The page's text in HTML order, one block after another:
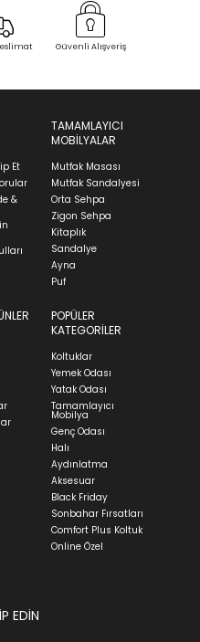
look-up is an
be available but
for long.
Teslim Edildi
sürecinizi
kutusuyla ve
ürünün hasar
ve
bölümünü ziyaret ediniz.
verilme süresi
yaşadığınız şehre
ortalama 5-24 iş
siparişlerinizin teslim
ürünün stok durumuna
takip edebilirsiniz.
Sorularbölümünü ziyaret
Güvenli Alışveriş
geldiğindeposta
bilgilendireceğiz.
Et
&
TAMAMLAYICI
MOBİLYALAR
Mutfak Masası
Mutfak Sandalyesi
Orta Sehpa
Zigon Sehpa
Kitaplık
Sandalye
Ayna
Puf
POPÜLER
KATEGORİLER
Koltuklar
Yemek Odası
Yatak Odası
Tamamlayıcı
Mobilya
Genç Odası
Halı
Aydınlatma
Aksesuar
Black Friday
Sonbahar Fırsatları
Comfort Plus Koltuk
Online Özel
EDİN